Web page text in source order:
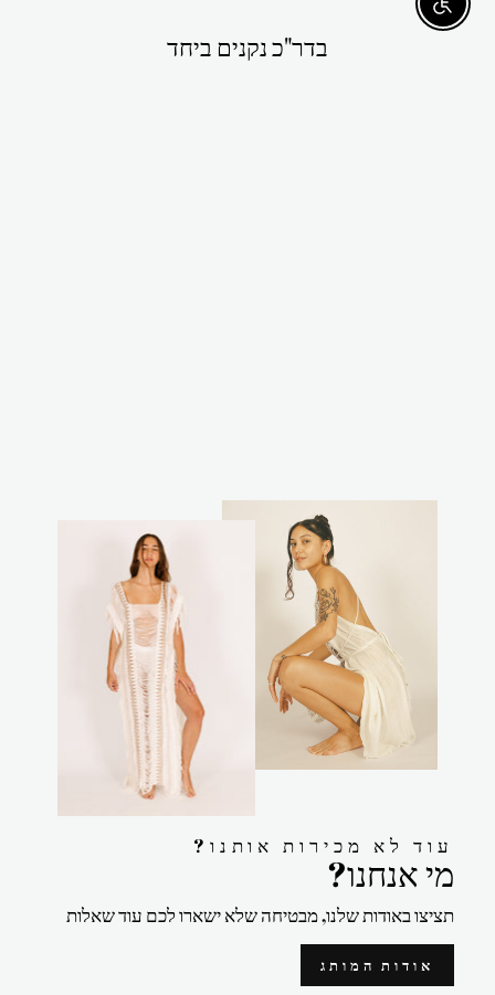
בדר"כ נקנים ביחד
?עוד לא מכירות אותנו
?מי אנחנו
תציצו באודות שלנו, מבטיחה שלא ישארו לכם עוד שאלות
אודות המותג
Enable accessibility